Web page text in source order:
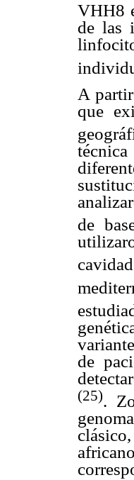
VHH8
de las
A
que
de
de
(25).